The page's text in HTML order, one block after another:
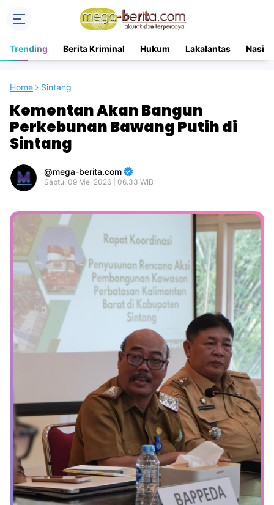
Trending Berita Kriminal Hukum Lakalantas
Home Sintang
Kementan Akan Bangun
Perkebunan Bawang Putih di
Sintang
mega-berita.com
Sabtu, 09 Mei 2026 | 06.33 WIB